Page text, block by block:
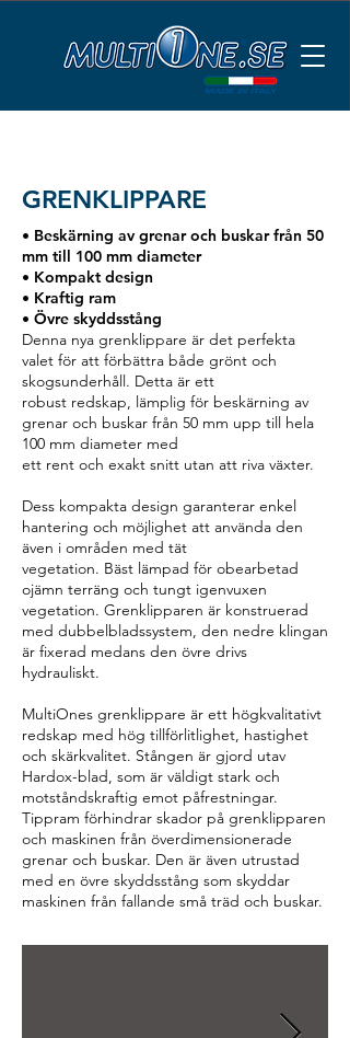
GRENKLIPPARE
• Beskärning av grenar och buskar från 50
mm till 100 mm diameter
• Kompakt design
• Kraftig ram
• Övre skyddsstång
Denna nya grenklippare är det perfekta
valet för att förbättra både grönt och
skogsunderhåll. Detta är ett
robust redskap, lämplig för beskärning av
grenar och buskar från 50 mm upp till hela
100 mm diameter med
ett rent och exakt snitt utan att riva växter.
Dess kompakta design garanterar enkel
hantering och möjlighet att använda den
även i områden med tät
vegetation. Bäst lämpad för obearbetad
ojämn terräng och tungt igenvuxen
vegetation. Grenklipparen är konstruerad
med dubbelbladssystem, den nedre klingan
är fixerad medans den övre drivs
hydrauliskt.
MultiOnes grenklippare är ett högkvalitativt
redskap med hög tillförlitlighet, hastighet
och skärkvalitet. Stången är gjord utav
Hardox-blad, som är väldigt stark och
motståndskraftig emot påfrestningar.
Tippram förhindrar skador på grenklipparen
och maskinen från överdimensionerade
grenar och buskar. Den är även utrustad
med en övre skyddsstång som skyddar
maskinen från fallande små träd och buskar.